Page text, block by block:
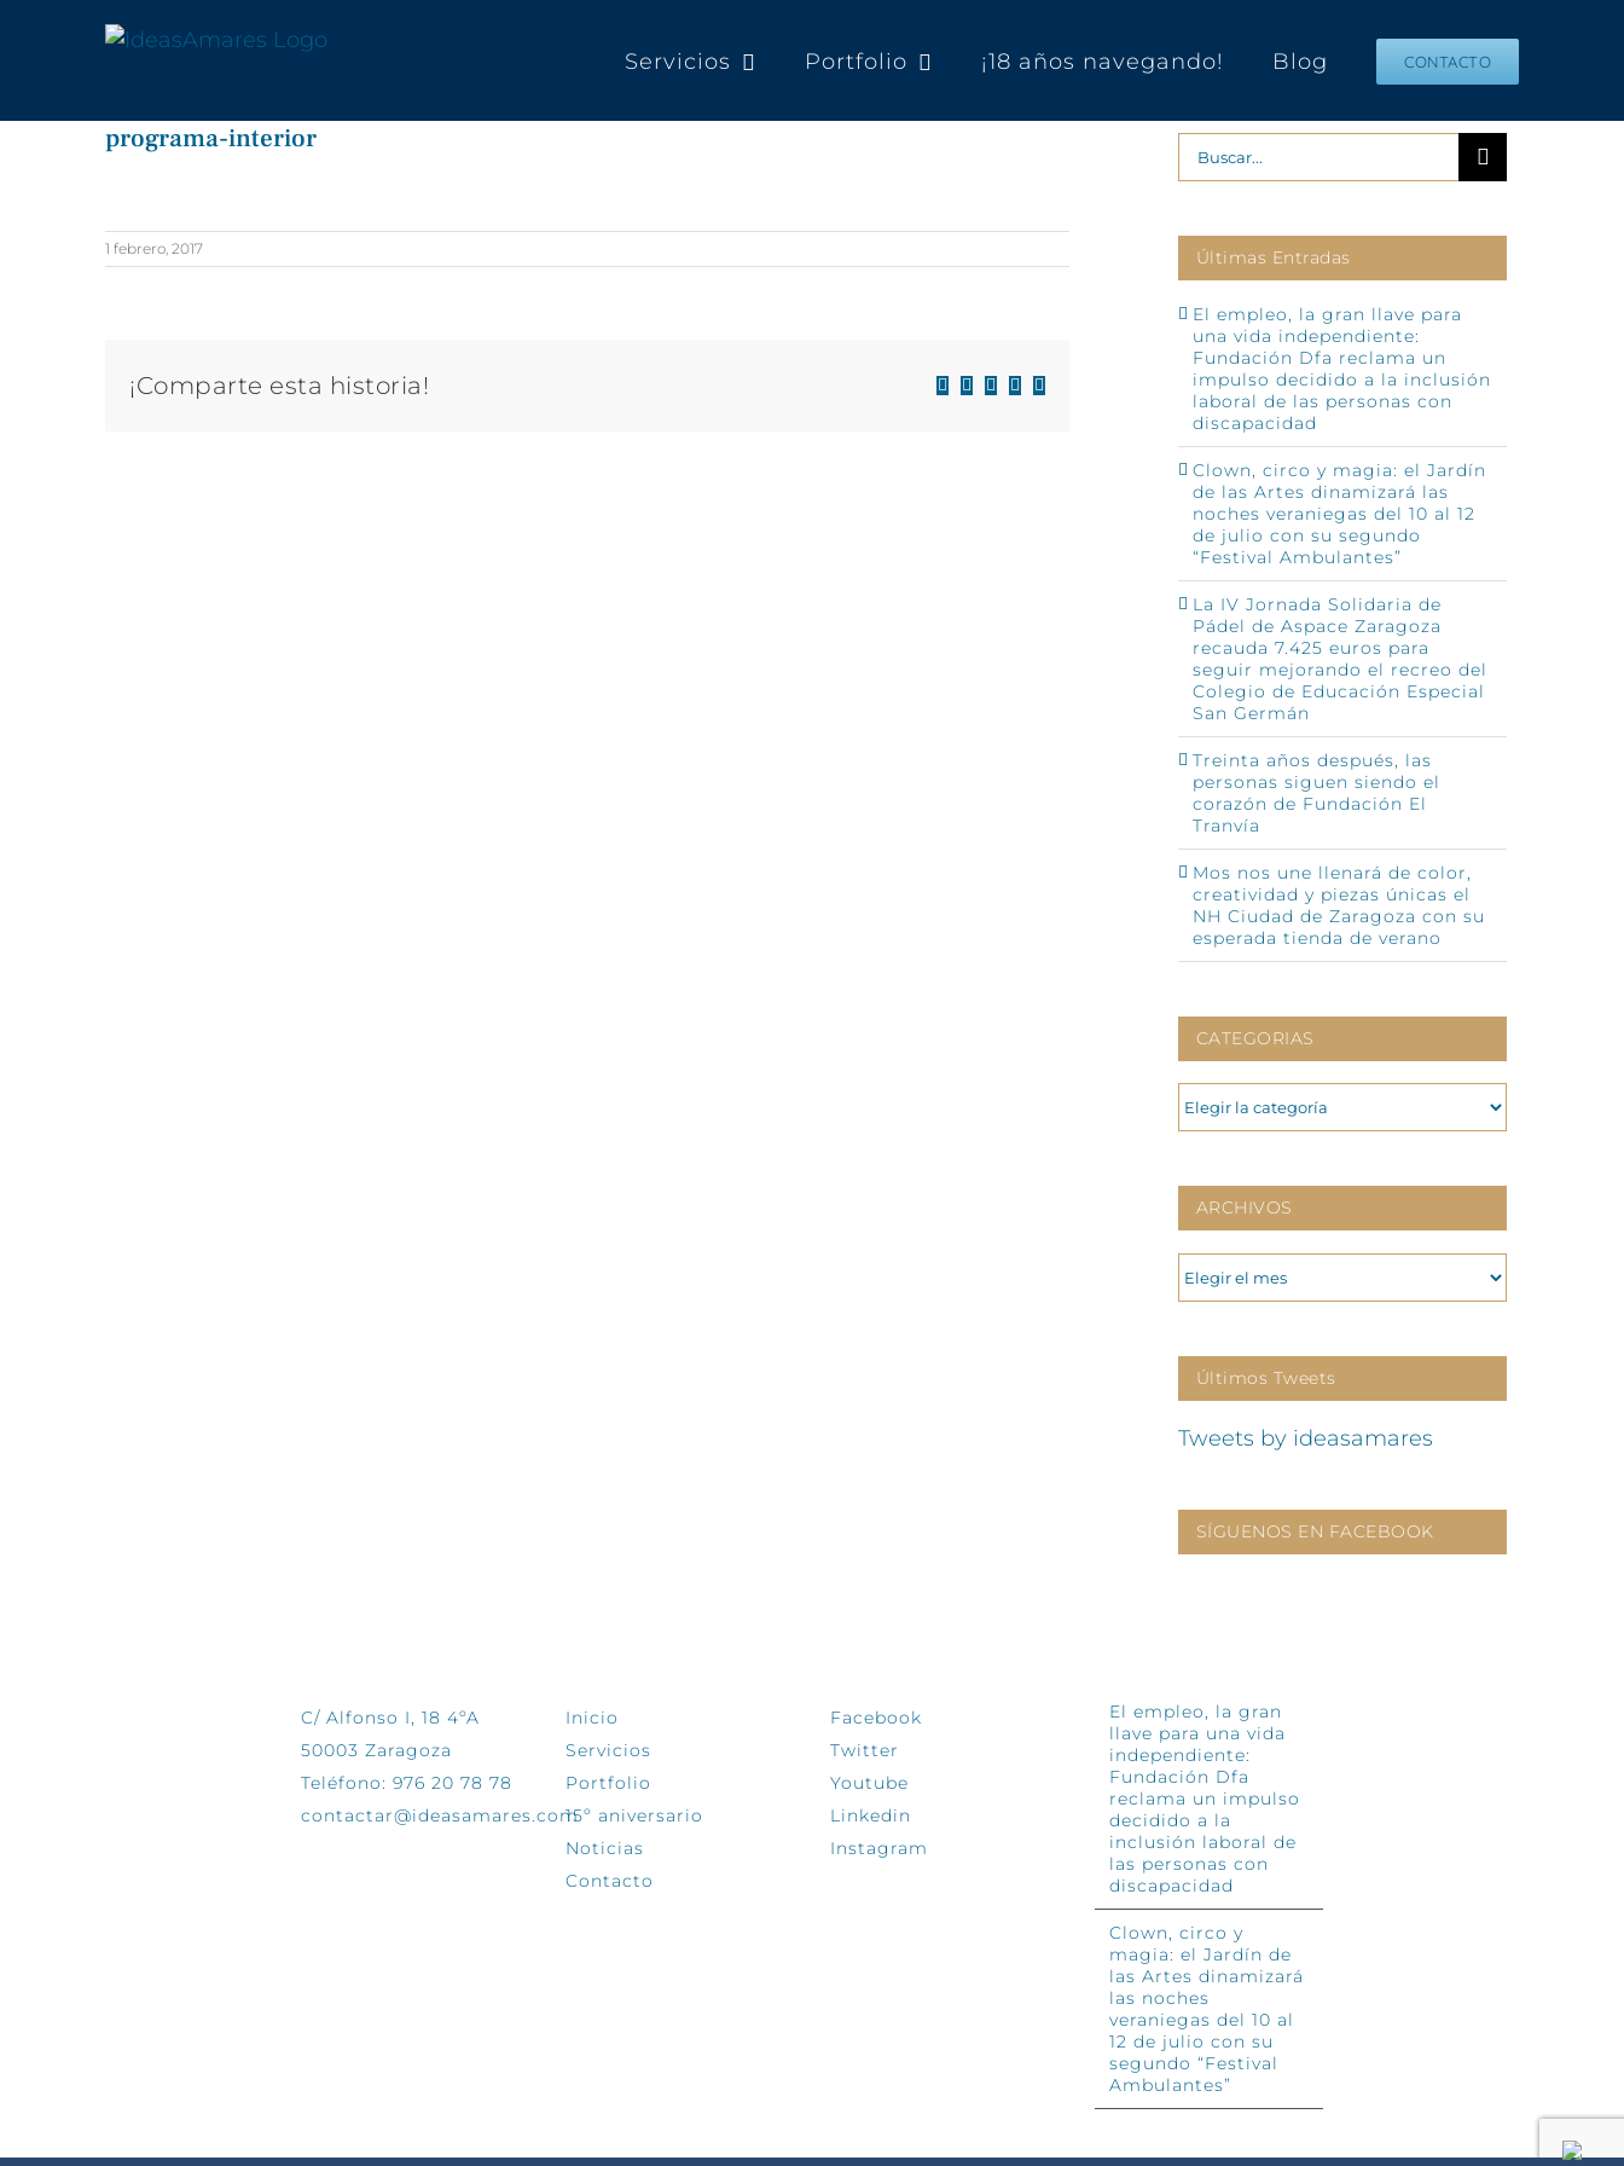
Servicios Portfolio ¡18 años navegando! Blog CONTACTO
programa-interior
1 febrero, 2017
¡Comparte esta historia! Facebook
X LinkedIn
WhatsApp
Correo
Buscar:
Últimas Entradas
El empleo, la gran llave para
una vida independiente:
Fundación Dfa reclama un
impulso decidido a la inclusión
laboral de las personas con
discapacidad
Clown, circo y magia: el Jardín
de las Artes dinamizará las
noches veraniegas del 10 al 12
de julio con su segundo
“Festival Ambulantes”
La IV Jornada Solidaria de
Pádel de Aspace Zaragoza
recauda 7.425 euros para
seguir mejorando el recreo del
Colegio de Educación Especial
San Germán
Treinta años después, las
personas siguen siendo el
corazón de Fundación El
Tranvía
Mos nos une llenará de color,
creatividad y piezas únicas el
NH Ciudad de Zaragoza con su
esperada tienda de verano
CATEGORIAS
CATEGORIAS
ARCHIVOS
ARCHIVOS
Últimos Tweets
Tweets by ideasamares
SÍGUENOS EN FACEBOOK
C/ Alfonso I, 18 4ºA
50003 Zaragoza
Teléfono: 976 20 78 78
contactar@ideasamares.com
Inicio
Servicios
Portfolio
15º aniversario
Noticias
Contacto
Facebook
Twitter
Youtube
Linkedin
Instagram
El empleo, la gran
llave para una vida
independiente:
Fundación Dfa
reclama un impulso
decidido a la
inclusión laboral de
las personas con
discapacidad
Clown, circo y
magia: el Jardín de
las Artes dinamizará
las noches
veraniegas del 10 al
12 de julio con su
segundo “Festival
Ambulantes”